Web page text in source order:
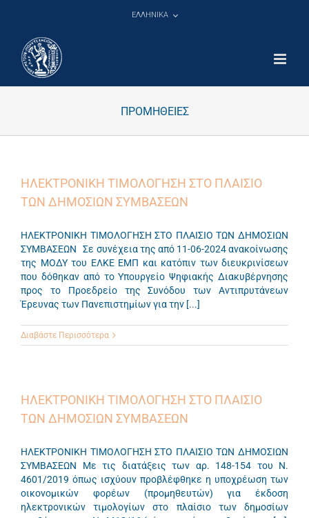
ΕΛΛΗΝΙΚΑ
ΠΡΟΜΗΘΕΙΕΣ
ΗΛΕΚΤΡΟΝΙΚΗ ΤΙΜΟΛΟΓΗΣΗ ΣΤΟ ΠΛΑΙΣΙΟ
ΤΩΝ ΔΗΜΟΣΙΩΝ ΣΥΜΒΑΣΕΩΝ
ΗΛΕΚΤΡΟΝΙΚΗ ΤΙΜΟΛΟΓΗΣΗ ΣΤΟ ΠΛΑΙΣΙΟ ΤΩΝ ΔΗΜΟΣΙΩΝ
ΣΥΜΒΑΣΕΩΝ Σε συνέχεια της από 11-06-2024 ανακοίνωσης
της ΜΟΔΥ του ΕΛΚΕ ΕΜΠ και κατόπιν των διευκρινίσεων
που δόθηκαν από το Υπουργείο Ψηφιακής Διακυβέρνησης
προς το Προεδρείο της Συνόδου των Αντιπρυτάνεων
Έρευνας των Πανεπιστημίων για την [...]
Διαβάστε Περισσότερα
ΗΛΕΚΤΡΟΝΙΚΗ ΤΙΜΟΛΟΓΗΣΗ ΣΤΟ ΠΛΑΙΣΙΟ
ΤΩΝ ΔΗΜΟΣΙΩΝ ΣΥΜΒΑΣΕΩΝ
ΗΛΕΚΤΡΟΝΙΚΗ ΤΙΜΟΛΟΓΗΣΗ ΣΤΟ ΠΛΑΙΣΙΟ ΤΩΝ ΔΗΜΟΣΙΩΝ
ΣΥΜΒΑΣΕΩΝ Με τις διατάξεις των αρ. 148-154 του Ν.
4601/2019 όπως ισχύουν προβλέφθηκε η υποχρέωση των
οικονομικών φορέων (προμηθευτών) για έκδοση
ηλεκτρονικών τιμολογίων στο πλαίσιο των δημοσίων